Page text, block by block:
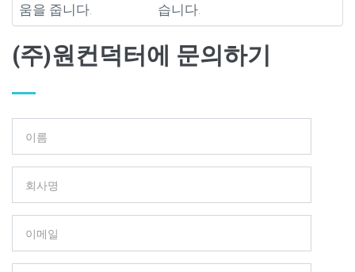
움을 줍니다.
습니다.
(주)원컨덕터에 문의하기